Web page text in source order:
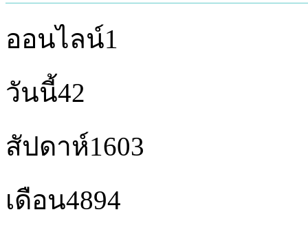
ออนไลน์1
วันนี้42
สัปดาห์1603
เดือน4894